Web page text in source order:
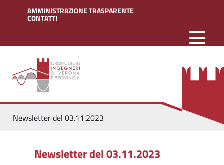
AMMINISTRAZIONE TRASPARENTE
CONTATTI
Newsletter del 03.11.2023
Newsletter del 03.11.2023